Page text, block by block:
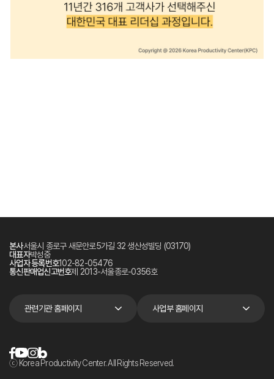
본사서울시 종로구 새문안로5가길 32 생산성빌딩 (03170)
대표자박성중
사업자 등록번호102-82-05476
통신판매업신고번호제 2013-서울종로-0356호
관련기관 홈페이지 사업부 홈페이지
ⓒ Korea Productivity Center. All Rights Reserved.